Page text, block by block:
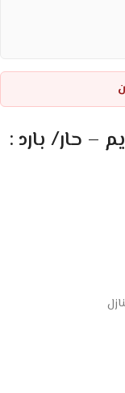
– حار/ بارد :